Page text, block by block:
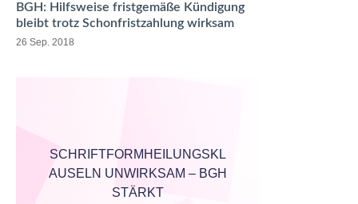
BGH: Hilfsweise fristgemäße Kündigung
bleibt trotz Schonfristzahlung wirksam
26 Sep. 2018
SCHRIFTFORMHEILUNGSKL
AUSELN UNWIRKSAM – BGH
STÄRKT